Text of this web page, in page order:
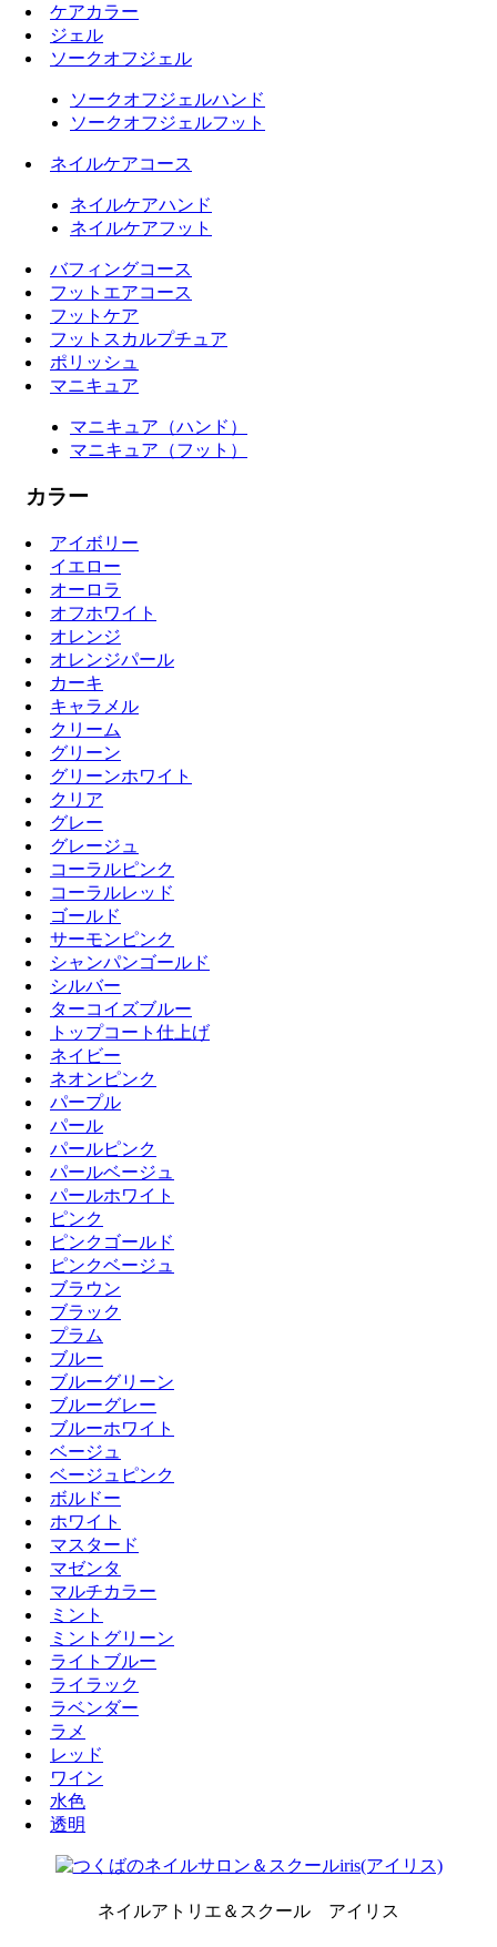
ケアカラー
ジェル
ソークオフジェル
ソークオフジェルハンド
ソークオフジェルフット
ネイルケアコース
ネイルケアハンド
ネイルケアフット
バフィングコース
フットエアコース
フットケア
フットスカルプチュア
ポリッシュ
マニキュア
マニキュア（ハンド）
マニキュア（フット）
カラー
アイボリー
イエロー
オーロラ
オフホワイト
オレンジ
オレンジパール
カーキ
キャラメル
クリーム
グリーン
グリーンホワイト
クリア
グレー
グレージュ
コーラルピンク
コーラルレッド
ゴールド
サーモンピンク
シャンパンゴールド
シルバー
ターコイズブルー
トップコート仕上げ
ネイビー
ネオンピンク
パープル
パール
パールピンク
パールベージュ
パールホワイト
ピンク
ピンクゴールド
ピンクベージュ
ブラウン
ブラック
プラム
ブルー
ブルーグリーン
ブルーグレー
ブルーホワイト
ベージュ
ベージュピンク
ボルドー
ホワイト
マスタード
マゼンタ
マルチカラー
ミント
ミントグリーン
ライトブルー
ライラック
ラベンダー
ラメ
レッド
ワイン
水色
透明
ネイルアトリエ＆スクール アイリス